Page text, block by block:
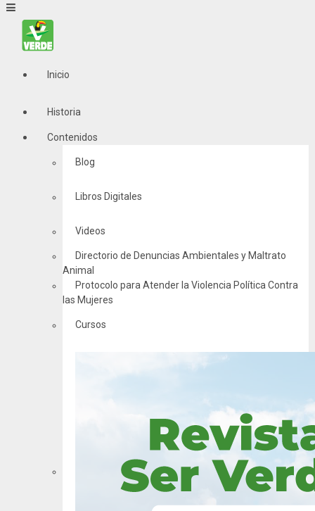
Inicio
Historia
Contenidos
Blog
Libros Digitales
Videos
Directorio de Denuncias Ambientales y Maltrato
Animal
Protocolo para Atender la Violencia Política Contra
las Mujeres
Cursos